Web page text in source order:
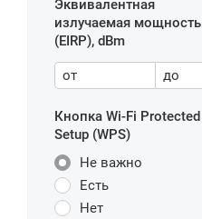
Эквивалентная
излучаемая мощность
(EIRP), dBm
от до
Кнопка Wi-Fi Protected
Setup (WPS)
Не важно
Есть
Нет